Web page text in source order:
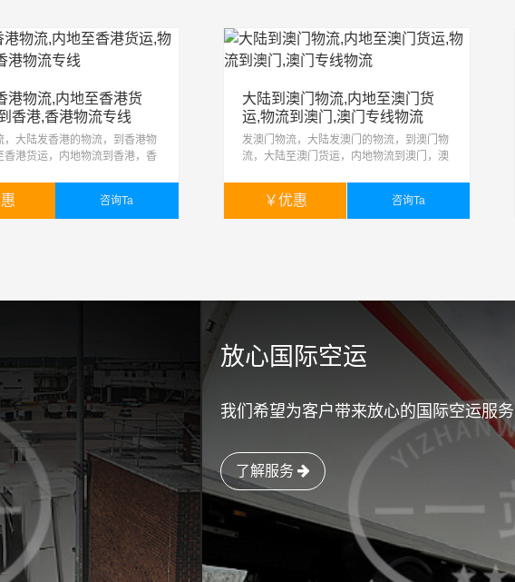
港物流,内地至香港货
香港,香港物流专线
，大陆发香港的物流，到香港物
香港货运，内地物流到香港，香
一报关，统一派送
咨询Ta
大陆到澳门物流,内地至澳门货
运,物流到澳门,澳门专线物流
发澳门物流，大陆发澳门的物流，到澳门物
流，大陆至澳门货运，内地物流到澳门，澳
单证，我们统一报关，统一派
￥优惠 咨询Ta
放心国际空运
我们希望为客户带来放心的国际空运服务
了解服务